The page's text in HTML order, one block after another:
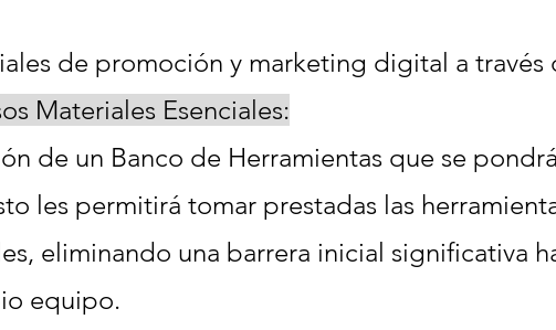
de promoción y marketing digital a través
Materiales Esenciales:
de un Banco de Herramientas que se
les permitirá tomar prestadas las
eliminando una barrera inicial significativa
equipo.